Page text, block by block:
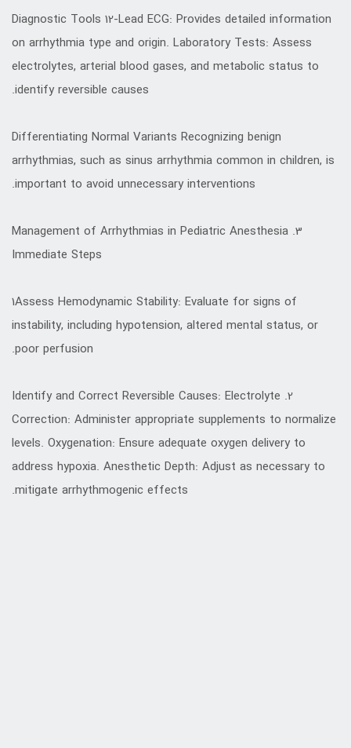
Diagnostic Tools 12-Lead ECG: Provides detailed information
on arrhythmia type and origin. Laboratory Tests: Assess
electrolytes, arterial blood gases, and metabolic status to
identify reversible causes.
Differentiating Normal Variants Recognizing benign
arrhythmias, such as sinus arrhythmia common in children, is
important to avoid unnecessary interventions.
3. Management of Arrhythmias in Pediatric Anesthesia
Immediate Steps
1Assess Hemodynamic Stability: Evaluate for signs of
instability, including hypotension, altered mental status, or
poor perfusion.
2. Identify and Correct Reversible Causes: Electrolyte
Correction: Administer appropriate supplements to normalize
levels. Oxygenation: Ensure adequate oxygen delivery to
address hypoxia. Anesthetic Depth: Adjust as necessary to
mitigate arrhythmogenic effects.